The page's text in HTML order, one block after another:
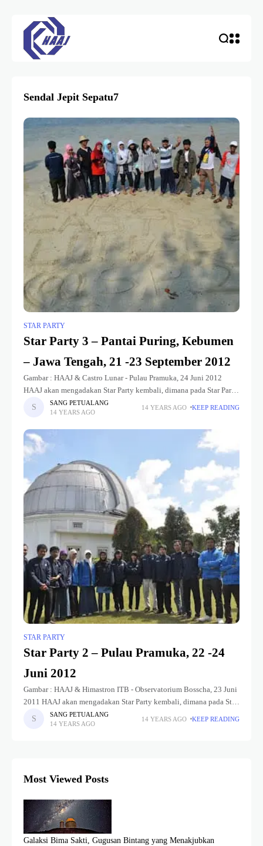
Sendal Jepit Sepatu7
STAR PARTY
Star Party 3 – Pantai Puring, Kebumen
– Jawa Tengah, 21 -23 September 2012
Gambar : HAAJ & Castro Lunar - Pulau Pramuka, 24 Juni 2012
HAAJ akan mengadakan Star Party kembali, dimana pada Star Party
ini merupakan Star Party ketiga di tahun
SANG PETUALANG
14 YEARS AGO
14 YEARS AGO KEEP READING
STAR PARTY
Star Party 2 – Pulau Pramuka, 22 -24
Juni 2012
Gambar : HAAJ & Himastron ITB - Observatorium Bosscha, 23 Juni
2011 HAAJ akan mengadakan Star Party kembali, dimana pada Star
Party ini merupakan Star Party kedua di tahun 2012
SANG PETUALANG
14 YEARS AGO
14 YEARS AGO KEEP READING
Most Viewed Posts
Galaksi Bima Sakti, Gugusan Bintang yang Menakjubkan